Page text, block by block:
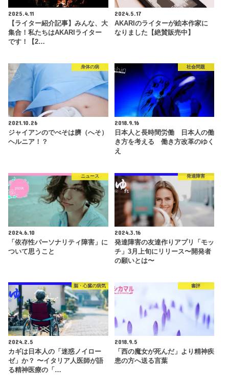
2025.4.11
【ライター紹介記事】みんな、大
集合！私たちはAKARIライター
です！【2…
2024.5.17
AKARIのライターが絵本作家に
なりました【絶賛販売中】
身体の病
2021.10.26
ジャイアンのでべそは臍（へそ）
ヘルニア！？
社会問題
2018.9.16
日本人と長時間労働 日本人の働
き方を考える 働き方改革のゆく
え
ニュース
2024.6.10
「依存性パーソナリティ障害」に
ついて思うこと
発達障害
2024.3.16
発達障害の友達作りアプリ「モッ
チ」3月上旬にリリース〜開発者
の願いとは〜
脳・心臓の病気
2024.2.5
カギは日本人の「迷惑ノイロー
ゼ」か？ 〜イタリア人医師が語
る精神医療の「…
書評
2018.9.5
「西の魔女が死んだ」より精神疾
患の方へ送る言葉